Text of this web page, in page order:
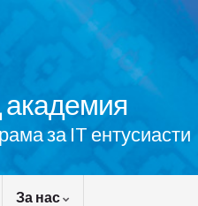
за IT ентусиасти
За нас